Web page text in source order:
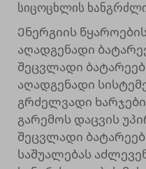
სიცოცხლის
Ენერგიის
აღადგენადი
შეცვლადი
აღადგენადი
გრძელვადი
გარემოს დაცვის
შეცვლადი
საშუალებას